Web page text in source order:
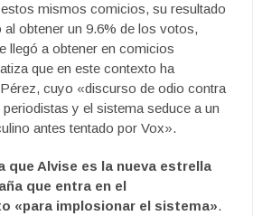
mismos comicios, su resultado
obtener un 9.6% de los votos,
llegó a obtener en comicios
que en este contexto ha
cuyo «discurso de odio contra
y el sistema seduce a un
antes tentado por Vox».
que Alvise es la nueva estrella
que entra en el
«para implosionar el sistema».